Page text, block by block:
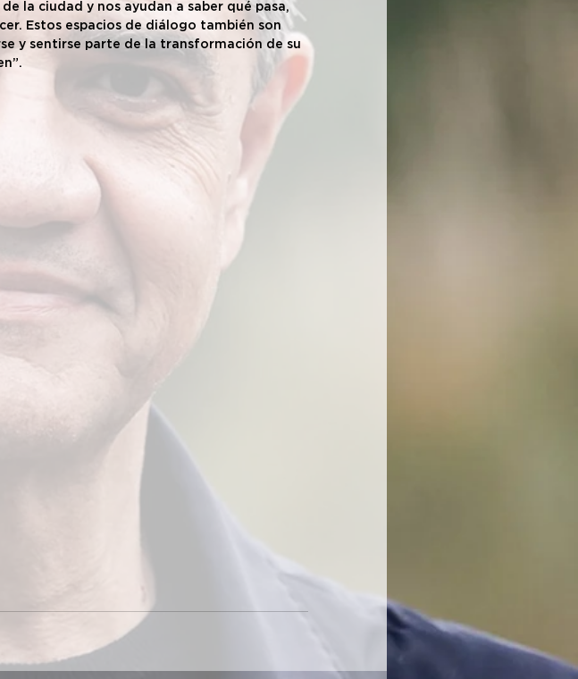
la ciudad y nos ayudan a saber qué pasa,
Estos espacios de diálogo también son
y sentirse parte de la transformación de su